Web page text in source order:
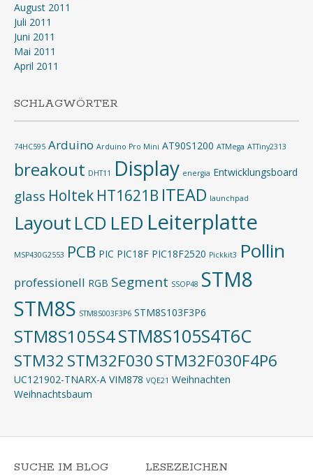
August 2011
Juli 2011
Juni 2011
Mai 2011
April 2011
SCHLAGWÖRTER
74HC595 Arduino Arduino Pro Mini AT90S1200 ATMega ATTiny2313
breakout DHT11 Display energia Entwicklungsboard
glass Holtek HT1621B ITEAD launchpad
Layout LCD LED Leiterplatte
MSP430G2553 PCB PIC PIC18F PIC18F2520 Pickkit3 Pollin
professionell RGB Segment SSOP48 STM8
STM8S STM8S003F3P6 STM8S103F3P6
STM8S105S4STM8S105S4T6C
STM32 STM32F030STM32F030F4P6
UC121902-TNARX-A VIM878 VQE21 Weihnachten
Weihnachtsbaum
SUCHE IM BLOG LESEZEICHEN